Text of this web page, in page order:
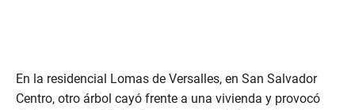
En la residencial Lomas de Versalles, en San Salvador
Centro, otro árbol cayó frente a una vivienda y provocó